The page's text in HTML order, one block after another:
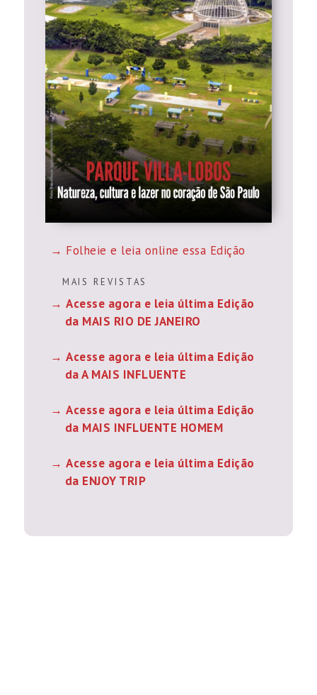
Folheie e leia online essa Edição
M A I S R E V I S T A S
Acesse agora e leia última Edição
da MAIS RIO DE JANEIRO
Acesse agora e leia última Edição
da A MAIS INFLUENTE
Acesse agora e leia última Edição
da MAIS INFLUENTE HOMEM
Acesse agora e leia última Edição
da ENJOY TRIP